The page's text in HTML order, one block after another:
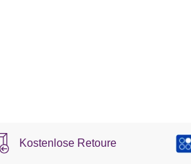
Kostenlose Retoure